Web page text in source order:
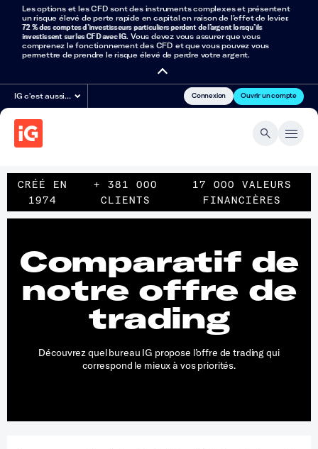
Les options et les CFD sont des instruments complexes et présentent
un risque élevé de perte rapide en capital en raison de l’effet de levier.
72 % des comptes d’investisseurs particuliers perdent de l’argent lorsqu’ils
investissent sur les CFD avec IG. Vous devez vous assurer que vous
comprenez le fonctionnement des CFD et que vous pouvez vous
permettre de prendre le risque élevé de perdre votre argent.
IG c'est aussi… Connexion Ouvrir un compte
CRÉÉ EN
1974
+ 381 000
CLIENTS
17 000 VALEURS
FINANCIÈRES
Comparatif de
notre offre de
trading
Découvrez quel bureau IG propose l’offre de trading qui
correspond le mieux à vos priorités.